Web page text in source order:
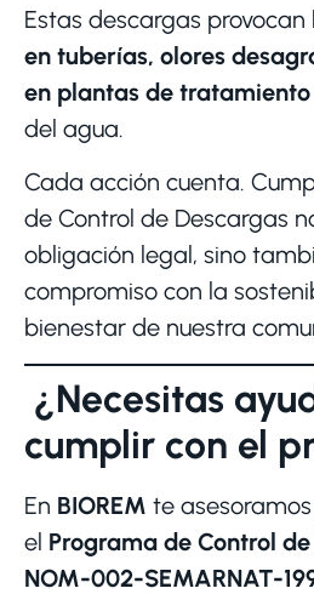
Estas descargas provocan
en tuberías, olores
en plantas de tratamiento
del agua.
Cada acción cuenta.
de Control de Descargas
obligación legal, sino
compromiso con la
bienestar de nuestra
¿Necesitas
cumplir con el
En BIOREM te
el Programa de Control
NOM-002-SEMARNAT-